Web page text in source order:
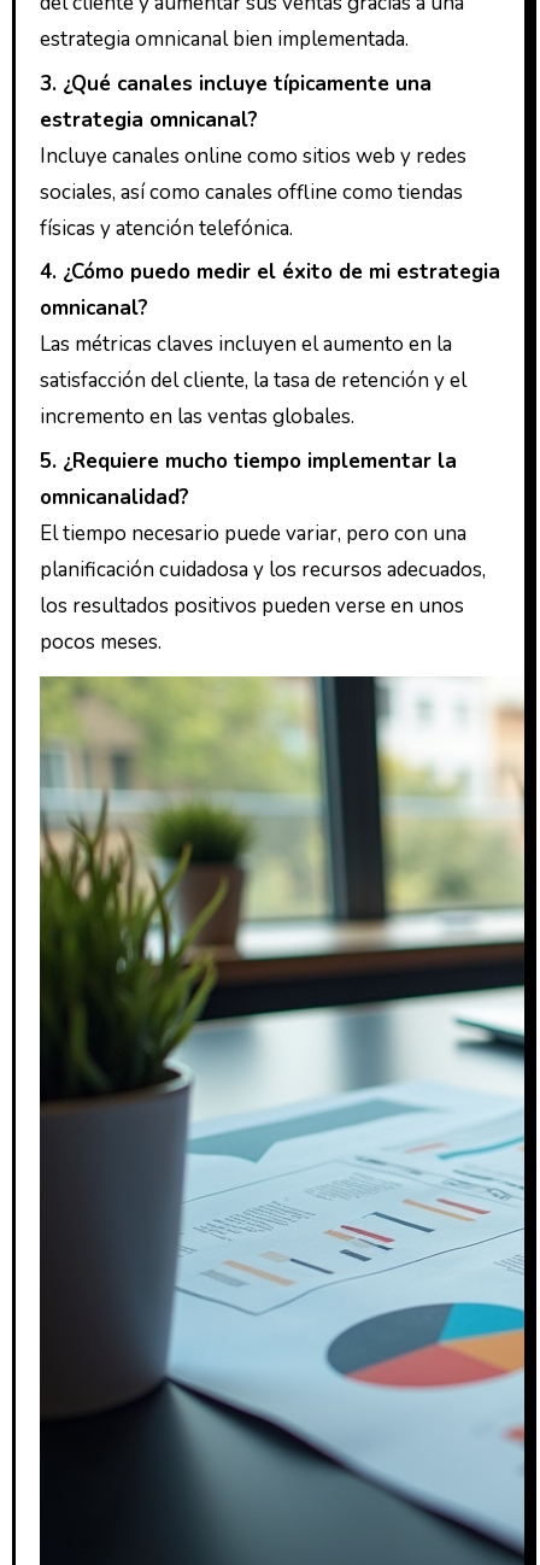
estrategia omnicanal bien implementada.
3. ¿Qué canales incluye típicamente una
estrategia omnicanal?
Incluye canales online como sitios web y redes
sociales, así como canales offline como tiendas
físicas y atención telefónica.
4. ¿Cómo puedo medir el éxito de mi estrategia
omnicanal?
Las métricas claves incluyen el aumento en la
satisfacción del cliente, la tasa de retención y el
incremento en las ventas globales.
5. ¿Requiere mucho tiempo implementar la
omnicanalidad?
El tiempo necesario puede variar, pero con una
planificación cuidadosa y los recursos adecuados,
los resultados positivos pueden verse en unos
pocos meses.